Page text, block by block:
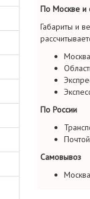
По Москве и
Габариты и
По России
Самовывоз